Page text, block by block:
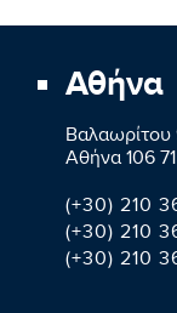
Αθήνα
Βαλαωρίτου
Aθήνα 106 71
(+30) 210
(+30) 210
(+30) 210